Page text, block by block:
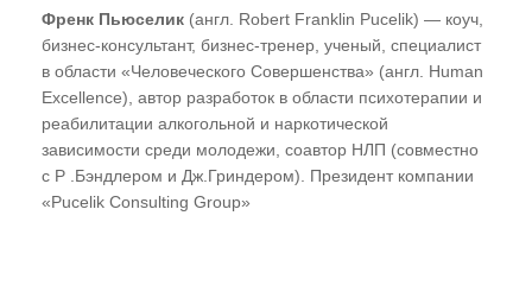
Френк Пьюселик (англ. Robert Franklin Pucelik) — коуч,
бизнес-консультант, бизнес-тренер, ученый, специалист
в области «Человеческого Совершенства» (англ. Human
Excellence), автор разработок в области психотерапии и
реабилитации алкогольной и наркотической
зависимости среди молодежи, соавтор НЛП (совместно
с Р .Бэндлером и Дж.Гриндером). Президент компании
«Pucelik Consulting Group»